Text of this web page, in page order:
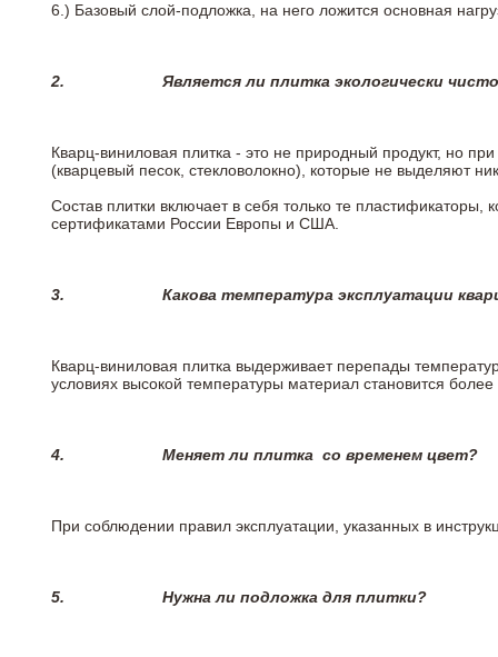
6.) Базовый слой-подложка, на него ложится основная
2. Является ли плитка экологически
Кварц-виниловая плитка - это не природный продукт, но
(кварцевый песок, стекловолокно), которые не выделяют
Состав плитки включает в себя только те
сертификатами России Европы и США.
3. Какова температура эксплуатации
Кварц-виниловая плитка выдерживает перепады
условиях высокой температуры материал становится
4. Меняет ли плитка со временем цвет?
При соблюдении правил эксплуатации, указанных в
5. Нужна ли подложка для плитки?